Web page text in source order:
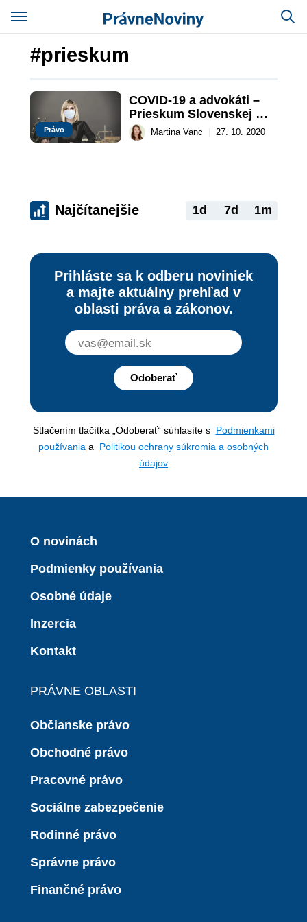
#prieskum
Právo
COVID-19 a advokáti –
Prieskum Slovenskej
advokátskej komory
Martina Vanc 27. 10. 2020
Najčítanejšie 1d 7d 1m
Prihláste sa k odberu noviniek
a majte aktuálny prehľad v
oblasti práva a zákonov.
Odoberať
Stlačením tlačítka „Odoberať“ súhlasíte s Podmienkami
používania a Politikou ochrany súkromia a osobných
údajov
O novinách
Podmienky používania
Osobné údaje
Inzercia
Kontakt
PRÁVNE OBLASTI
Občianske právo
Obchodné právo
Pracovné právo
Sociálne zabezpečenie
Rodinné právo
Správne právo
Finančné právo